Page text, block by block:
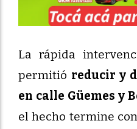
La rápida
permitió reducir y
en calle Güemes y
el hecho termine